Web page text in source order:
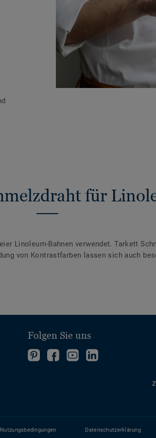
für
Linoleum-Bahnen verwendet. Tarkett
von Kontrastfarben lassen sich auch
Folgen Sie uns
FolgenFolgenFolgeFolgen
Datenschutzerklärung